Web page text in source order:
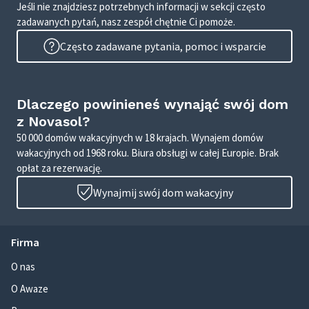
Jeśli nie znajdziesz potrzebnych informacji w sekcji często
zadawanych pytań, nasz zespół chętnie Ci pomoże.
Często zadawane pytania, pomoc i wsparcie
Dlaczego powinieneś wynająć swój dom
z Novasol?
50 000 domów wakacyjnych w 18 krajach. Wynajem domów
wakacyjnych od 1968 roku. Biura obsługi w całej Europie. Brak
opłat za rezerwację.
Wynajmij swój dom wakacyjny
Firma
O nas
O Awaze